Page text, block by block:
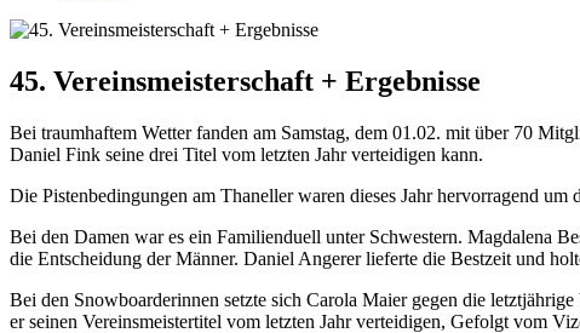
45. Vereinsmeisterschaft + Ergebnisse
Bei traumhaftem Wetter fanden am Samstag, dem 01.02. mit über 70
Daniel Fink seine drei Titel vom letzten Jahr verteidigen kann.
Die Pistenbedingungen am Thaneller waren dieses Jahr hervorragend
Bei den Damen war es ein Familienduell unter Schwestern. Magdalena
die Entscheidung der Männer. Daniel Angerer lieferte die Bestzeit und
Bei den Snowboarderinnen setzte sich Carola Maier gegen die
er seinen Vereinsmeistertitel vom letzten Jahr verteidigen, Gefolgt vom